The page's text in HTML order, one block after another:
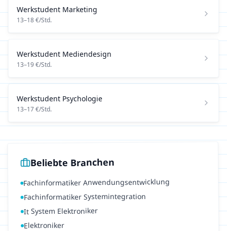
Werkstudent Marketing
13–18€/Std.
Werkstudent Mediendesign
13–19€/Std.
Werkstudent Psychologie
13–17€/Std.
Beliebte Branchen
Fachinformatiker Anwendungsentwicklung
Fachinformatiker Systemintegration
It System Elektroniker
Elektroniker